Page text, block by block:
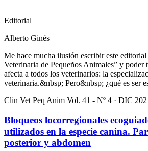
Editorial
Alberto Ginés
Me hace mucha ilusión escribir este
Veterinaria de Pequeños Animales” y poder
afecta a todos los veterinarios: la
veterinaria.&nbsp; Pero&nbsp; ¿qué es ser
Clin Vet Peq Anim Vol. 41 - Nº 4 · DIC
Bloqueos locorregionales
utilizados en la especie canina.
posterior y abdomen